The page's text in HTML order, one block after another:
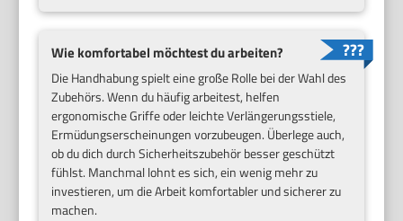
Wie komfortabel möchtest du arbeiten?
Die Handhabung spielt eine große Rolle bei der Wahl des
Zubehörs. Wenn du häufig arbeitest, helfen
ergonomische Griffe oder leichte Verlängerungsstiele,
Ermüdungserscheinungen vorzubeugen. Überlege auch,
ob du dich durch Sicherheitszubehör besser geschützt
fühlst. Manchmal lohnt es sich, ein wenig mehr zu
investieren, um die Arbeit komfortabler und sicherer zu
machen.